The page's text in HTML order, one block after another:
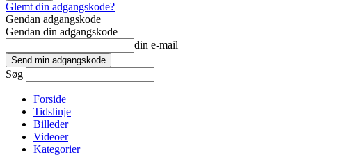
Glemt din adgangskode?
Gendan adgangskode
Gendan din adgangskode
din e-mail
Søg
Forside
Tidslinje
Billeder
Videoer
Kategorier